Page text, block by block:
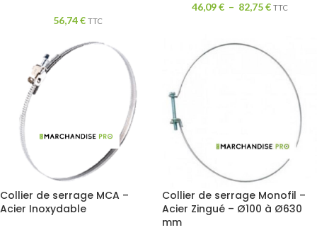
56,74€ TTC
46,09€ – 82,75€ TTC
Collier de serrage MCA –
Acier Inoxydable
Collier de serrage Monofil –
Acier Zingué – Ø100 à Ø630
mm